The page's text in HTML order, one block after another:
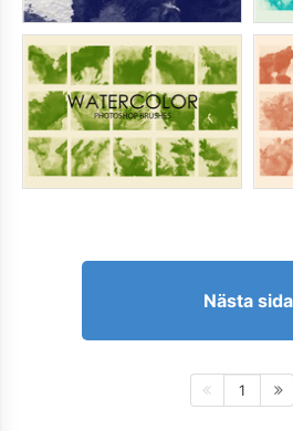
Nästa sida
1